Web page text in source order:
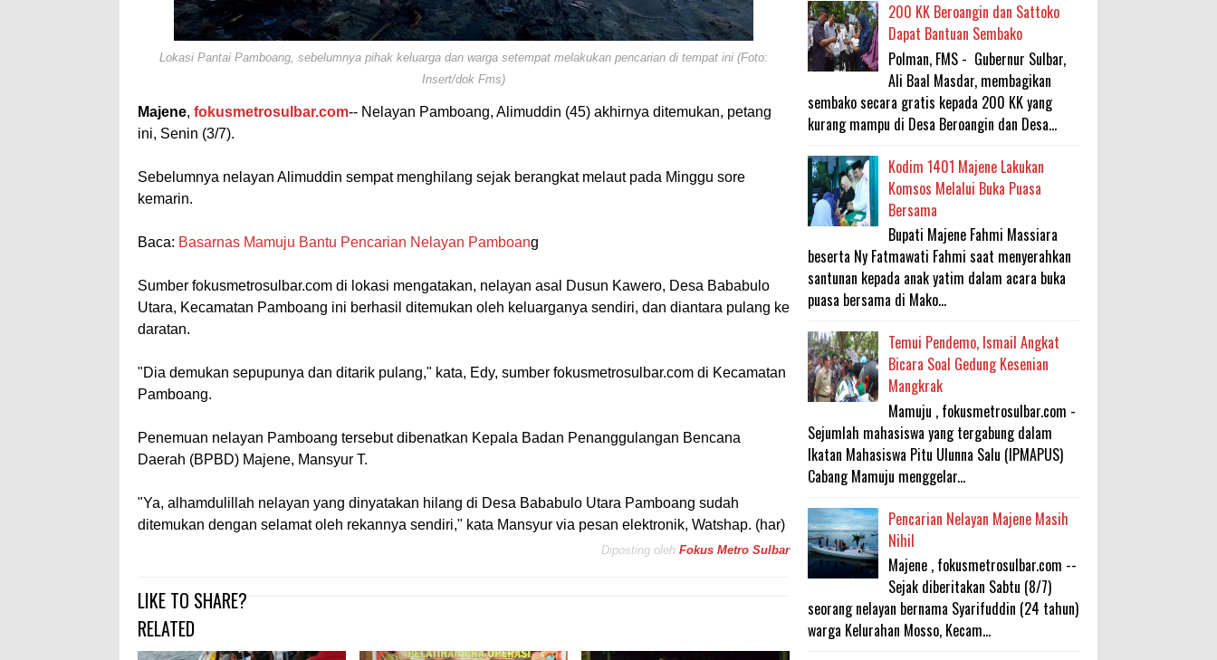
Lokasi Pantai Pamboang, sebelumnya pihak keluarga dan warga setempat melakukan pencarian di tempat ini (Foto:
Insert/dok Fms)
Majene, fokusmetrosulbar.com-- Nelayan Pamboang, Alimuddin (45) akhirnya ditemukan, petang
ini, Senin (3/7).
Sebelumnya nelayan Alimuddin sempat menghilang sejak berangkat melaut pada Minggu sore
kemarin.
Baca: Basarnas Mamuju Bantu Pencarian Nelayan Pamboang
Sumber fokusmetrosulbar.com di lokasi mengatakan, nelayan asal Dusun Kawero, Desa Bababulo
Utara, Kecamatan Pamboang ini berhasil ditemukan oleh keluarganya sendiri, dan diantara pulang ke
daratan.
"Dia demukan sepupunya dan ditarik pulang," kata, Edy, sumber fokusmetrosulbar.com di Kecamatan
Pamboang.
Penemuan nelayan Pamboang tersebut dibenatkan Kepala Badan Penanggulangan Bencana
Daerah (BPBD) Majene, Mansyur T.
"Ya, alhamdulillah nelayan yang dinyatakan hilang di Desa Bababulo Utara Pamboang sudah
ditemukan dengan selamat oleh rekannya sendiri," kata Mansyur via pesan elektronik, Watshap. (har)
Diposting oleh Fokus Metro Sulbar
LIKE TO SHARE?
RELATED
200 KK Beroangin dan Sattoko
Dapat Bantuan Sembako
Polman, FMS - Gubernur Sulbar,
Ali Baal Masdar, membagikan
sembako secara gratis kepada 200 KK yang
kurang mampu di Desa Beroangin dan Desa...
Kodim 1401 Majene Lakukan
Komsos Melalui Buka Puasa
Bersama
Bupati Majene Fahmi Massiara
beserta Ny Fatmawati Fahmi saat menyerahkan
santunan kepada anak yatim dalam acara buka
puasa bersama di Mako...
Temui Pendemo, Ismail Angkat
Bicara Soal Gedung Kesenian
Mangkrak
Mamuju , fokusmetrosulbar.com -
Sejumlah mahasiswa yang tergabung dalam
Ikatan Mahasiswa Pitu Ulunna Salu (IPMAPUS)
Cabang Mamuju menggelar...
Pencarian Nelayan Majene Masih
Nihil
Majene , fokusmetrosulbar.com --
Sejak diberitakan Sabtu (8/7)
seorang nelayan bernama Syarifuddin (24 tahun)
warga Kelurahan Mosso, Kecam...